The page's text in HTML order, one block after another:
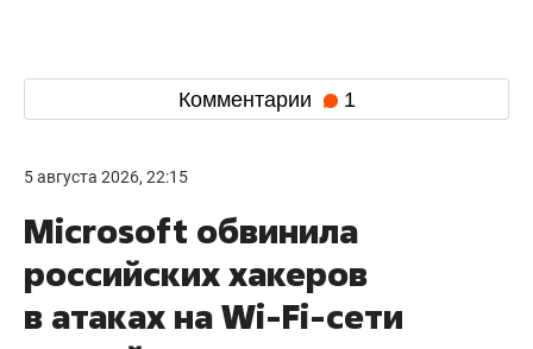
Комментарии 1
5 августа 2026, 22:15
Microsoft обвинила
российских хакеров
в атаках на Wi-Fi-сети